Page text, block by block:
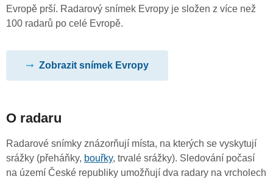
Evropě prší. Radarový snímek Evropy je složen z více než
100 radarů po celé Evropě.
Zobrazit snímek Evropy
O radaru
Radarové snímky znázorňují místa, na kterých se vyskytují
srážky (přeháňky, bouřky, trvalé srážky). Sledování počasí
na území České republiky umožňují dva radary na vrcholech